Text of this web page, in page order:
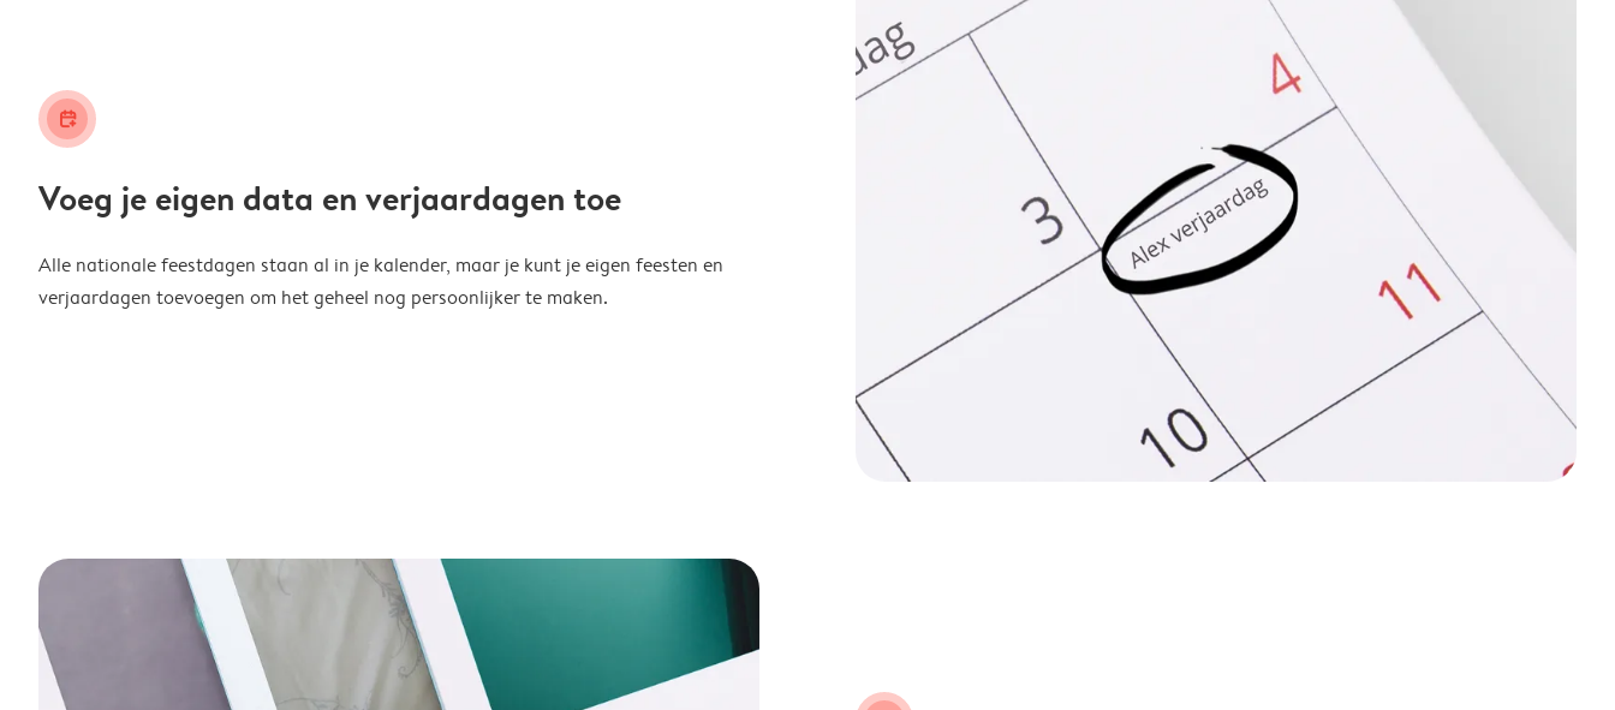
calendar_plus
Voeg je eigen data en verjaardagen toe
Alle nationale feestdagen staan al in je kalender, maar je kunt je eigen feesten en
verjaardagen toevoegen om het geheel nog persoonlijker te maken.